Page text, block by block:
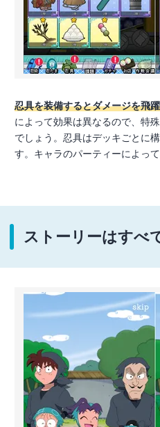
忍具を装備するとダメージを飛
によって効果は異なるので、特
でしょう。忍具はデッキごとに
す。キャラのパーティーによっ
ストーリーはすべ